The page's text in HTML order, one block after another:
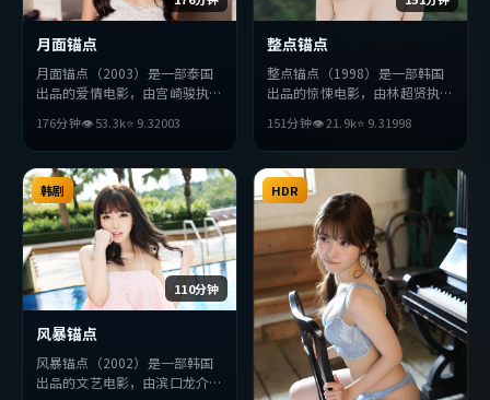
月面锚点
月面锚点（2003）是一部泰国
出品的爱情电影，由宫崎骏执
演。影片在叙事与视听上力求突
破，探讨人性与抉择，节奏张弛
有度，适合喜欢该类型的观众完
整观看。
176分钟👁53.3k⭐ 9.32003
整点锚点
整点锚点（1998）是一部韩国
出品的惊悚电影，由林超贤执
等主演。影片在叙事与视听上力
求突破，探讨人性与抉择，节奏
张弛有度，适合喜欢该类型的观
众完整观看。
151分钟👁21.9k⭐ 9.31998
110分钟
韩剧
风暴锚点
风暴锚点（2002）是一部韩国
出品的文艺电影，由滨口龙介执
HDR